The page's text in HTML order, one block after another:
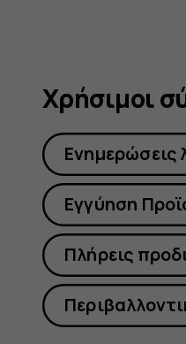
Χρήσιμοι
Ενημερώσεις
Εγγύηση
Πλήρεις